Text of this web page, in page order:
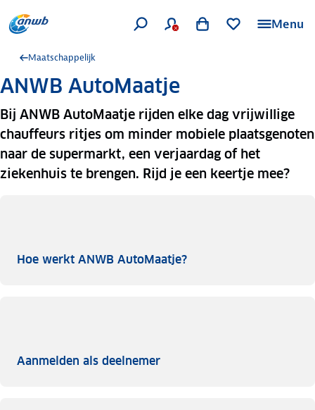
Menu
Maatschappelijk
ANWB AutoMaatje
Bij ANWB AutoMaatje rijden elke dag vrijwillige
chauffeurs ritjes om minder mobiele plaatsgenoten
naar de supermarkt, een verjaardag of het
ziekenhuis te brengen. Rijd je een keertje mee?
Hoe werkt ANWB AutoMaatje?Hoe werkt ANWB
Aanmelden als deelnemerAanmelden als deelnemer